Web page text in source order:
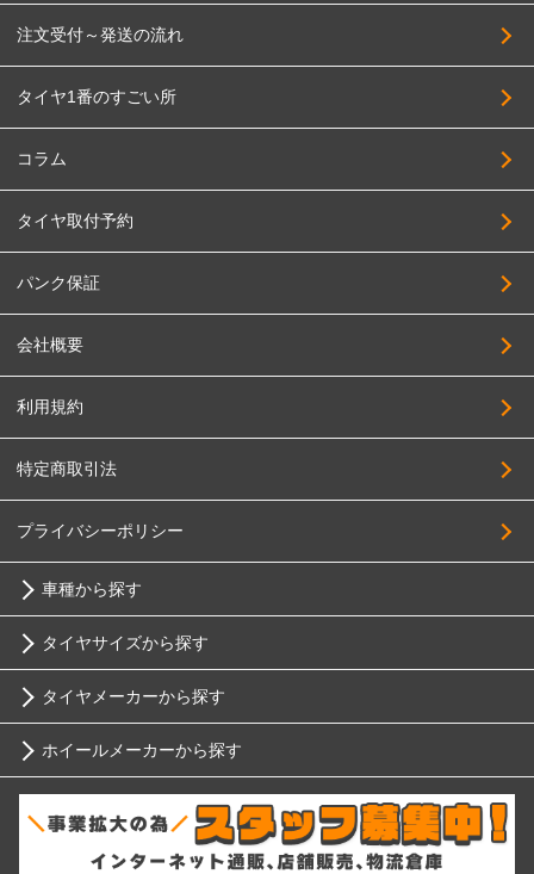
注文受付～発送の流れ
タイヤ1番のすごい所
コラム
タイヤ取付予約
パンク保証
会社概要
利用規約
特定商取引法
プライバシーポリシー
車種から探す
トヨタ
ニッサン
スバル
タイヤサイズから探す
10インチ
12インチ
タイヤメーカーから探す
ブリヂストン
ミシュラン
ホイールメーカーから探す
RIH